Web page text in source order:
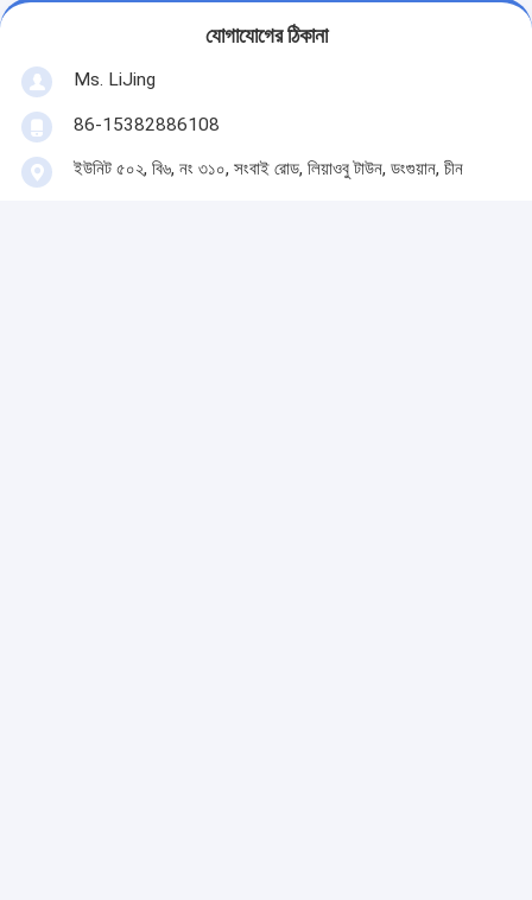
যোগাযোগের ঠিকানা
Ms. LiJing
86-15382886108
ইউনিট ৫০২, বি৬, নং ৩১০, সংবাই রোড, লিয়াওবু টাউন, ডংগুয়ান, চীন